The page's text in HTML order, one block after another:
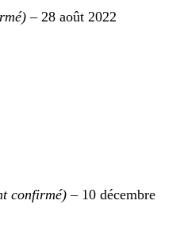
– 28 août 2022
confirmé) – 10 décembre